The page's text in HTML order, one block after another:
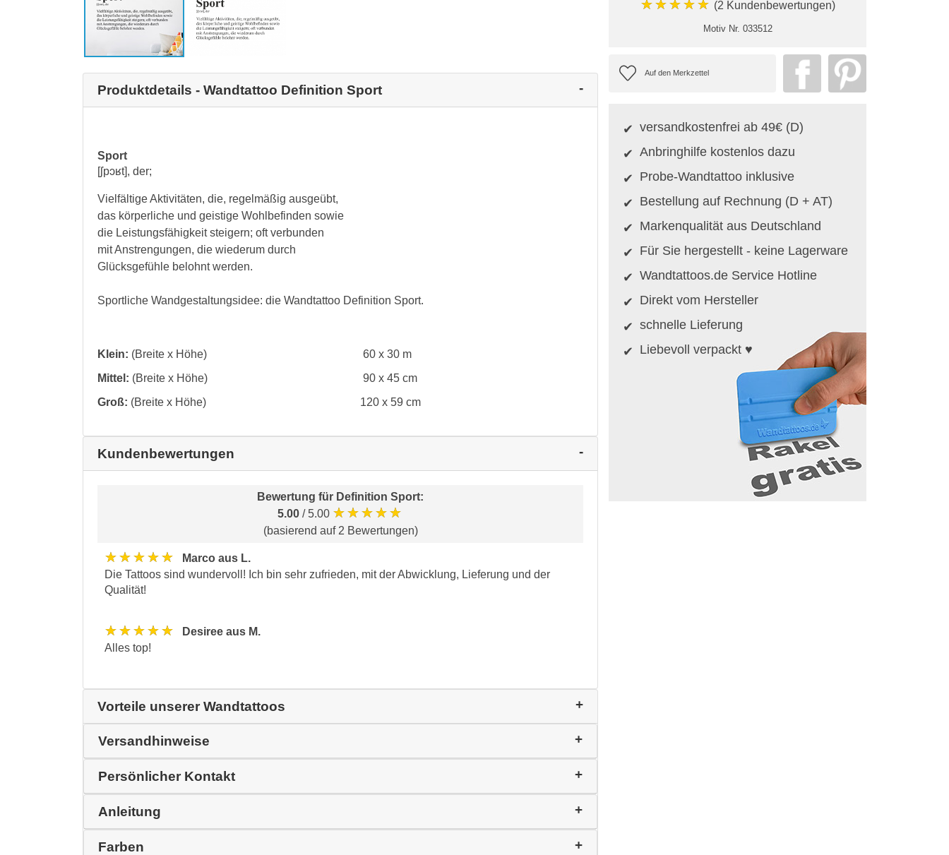
Produktdetails - Wandtattoo Definition Sport
Sport
[ʃpɔʁt], der;
Vielfältige Aktivitäten, die, regelmäßig ausgeübt,
das körperliche und geistige Wohlbefinden sowie
die Leistungsfähigkeit steigern; oft verbunden
mit Anstrengungen, die wiederum durch
Glücksgefühle belohnt werden.
Sportliche Wandgestaltungsidee: die Wandtattoo Definition Sport.
Klein: (Breite x Höhe)
60 x 30 m
Mittel: (Breite x Höhe)
90 x 45 cm
Groß: (Breite x Höhe) 120 x 59 cm
Kundenbewertungen
Bewertung für Definition Sport:
5.00 / 5.00 ★★★★★
(basierend auf 2 Bewertungen)
★★★★★
Marco aus L.
Die Tattoos sind wundervoll! Ich bin sehr zufrieden, mit der Abwicklung, Lieferung und der
Qualität!
★★★★★
Desiree aus M.
Alles top!
Vorteile unserer Wandtattoos
Versandhinweise
Persönlicher Kontakt
Anleitung
Farben
★★★★★ (2 Kundenbewertungen)
Motiv Nr. 033512
versandkostenfrei ab 49€ (D)
Anbringhilfe kostenlos dazu
Probe-Wandtattoo inklusive
Bestellung auf Rechnung (D + AT)
Markenqualität aus Deutschland
Für Sie hergestellt - keine Lagerware
Wandtattoos.de Service Hotline
Direkt vom Hersteller
schnelle Lieferung
Liebevoll verpackt ♥